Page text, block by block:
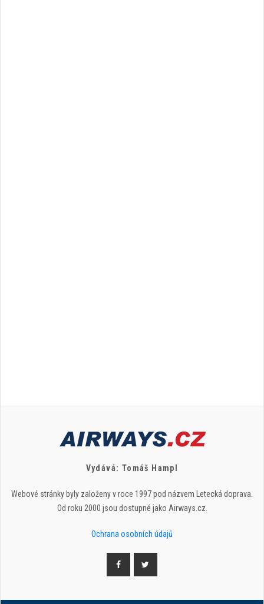
Vydává: Tomáš Hampl
Webové stránky byly založeny v roce 1997 pod názvem Letecká doprava.
Od roku 2000 jsou dostupné jako Airways.cz.
Ochrana osobních údajů